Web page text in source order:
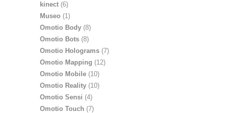
kinect (6)
Museo (1)
Omotio Body (8)
Omotio Bots (8)
Omotio Holograms (7)
Omotio Mapping (12)
Omotio Mobile (10)
Omotio Reality (10)
Omotio Sensi (4)
Omotio Touch (7)